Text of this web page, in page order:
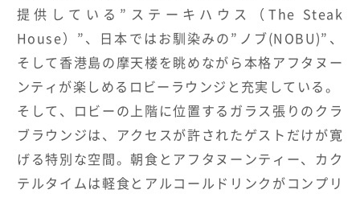
提供している”ステーキハウス（The Steak
House）”、日本ではお馴染みの”ノブ(NOBU)”、
そして香港島の摩天楼を眺めながら本格アフタヌー
ンティが楽しめるロビーラウンジと充実している。
そして、ロビーの上階に位置するガラス張りのクラ
ブラウンジは、アクセスが許されたゲストだけが寛
げる特別な空間。朝食とアフタヌーンティー、カク
テルタイムは軽食とアルコールドリンクがコンプリ